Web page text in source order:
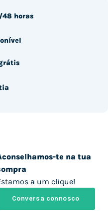
te na tua
a um clique!
Conversa connosco
horas